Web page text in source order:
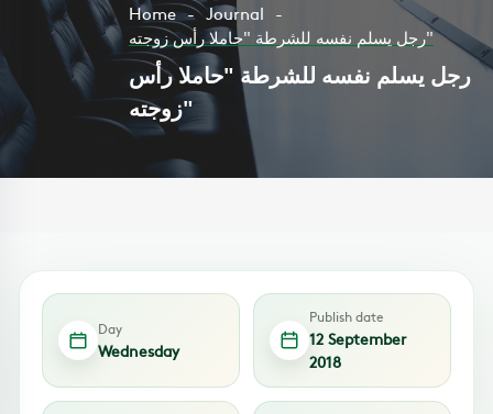
Home
Journal
رجل يسلم نفسه للشرطة "حاملا رأس زوجته"
رجل يسلم نفسه للشرطة "حاملا رأس
زوجته"
Day
Wednesday
Publish date
12 September
2018